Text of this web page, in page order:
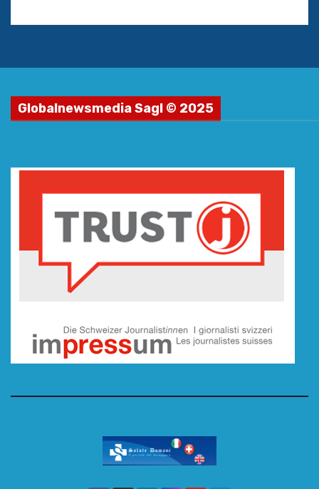
Globalnewsmedia Sagl © 2025